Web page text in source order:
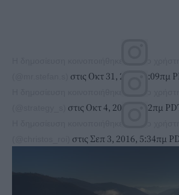
στις Οκτ 31, 2016, 6:09πμ
στις Οκτ 4, 2016, 2:12πμ
στις Σεπ 3, 2016, 5:34πμ